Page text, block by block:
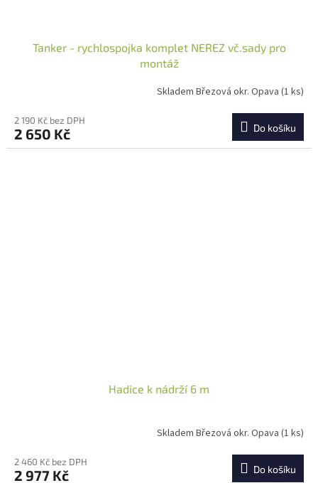
Tanker - rychlospojka komplet NEREZ vč.sady pro
montáž
Skladem Březová okr. Opava (1 ks)
2 190 Kč bez DPH
2 650 Kč Do košíku
Hadice k nádrží 6 m
Skladem Březová okr. Opava (1 ks)
2 460 Kč bez DPH
2 977 Kč Do košíku